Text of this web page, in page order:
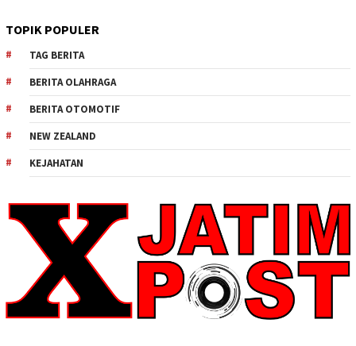
TOPIK POPULER
TAG BERITA
BERITA OLAHRAGA
BERITA OTOMOTIF
NEW ZEALAND
KEJAHATAN